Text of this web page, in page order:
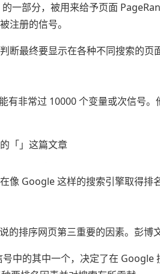
一部分，被用来给予页面
注册的信号。
最终要显示在各种不同搜索的页
非常过 10000 个变量或次信号
「」这篇文章
像 Google 这样的搜索引擎取得排名
排序网页第三重要的因素。彭博
的其中一个，决定了在 Google